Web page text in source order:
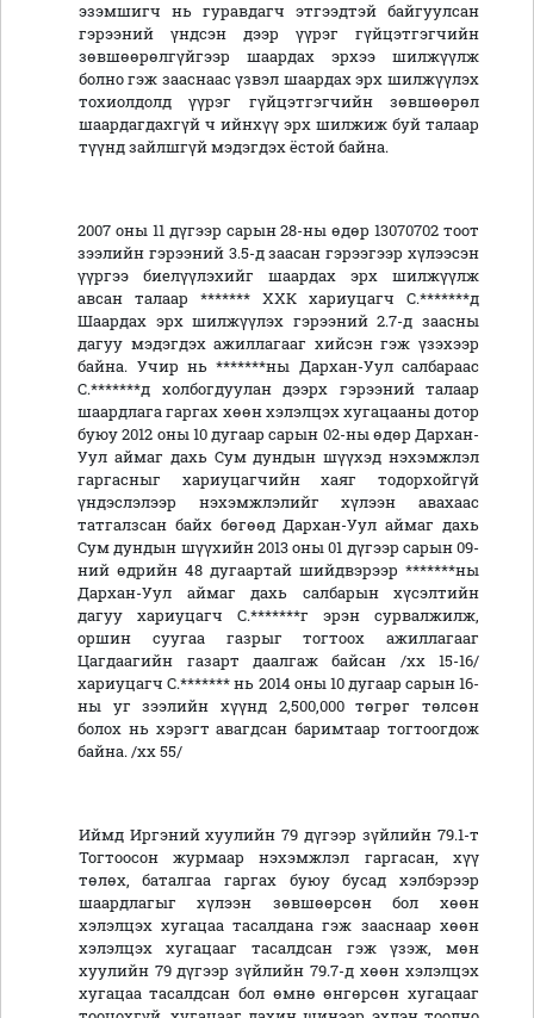
эзэмшигч нь гуравдагч этгээдтэй байгуулсан
гэрээний үндсэн дээр үүрэг гүйцэтгэгчийн
зөвшөөрөлгүйгээр шаардах эрхээ шилжүүлж
болно гэж зааснаас үзвэл шаардах эрх шилжүүлэх
тохиолдолд үүрэг гүйцэтгэгчийн зөвшөөрөл
шаардагдахгүй ч ийнхүү эрх шилжиж буй талаар
түүнд зайлшгүй мэдэгдэх ёстой байна.
2007 оны 11 дүгээр сарын 28-ны өдөр 13070702 тоот
зээлийн гэрээний 3.5-д заасан гэрээгээр хүлээсэн
үүргээ биелүүлэхийг шаардах эрх шилжүүлж
авсан талаар ******* ХХК хариуцагч С.*******д
Шаардах эрх шилжүүлэх гэрээний 2.7-д заасны
дагуу мэдэгдэх ажиллагааг хийсэн гэж үзэхээр
байна. Учир нь *******ны Дархан-Уул салбараас
С.*******д холбогдуулан дээрх гэрээний талаар
шаардлага гаргах хөөн хэлэлцэх хугацааны дотор
буюу 2012 оны 10 дугаар сарын 02-ны өдөр Дархан-
Уул аймаг дахь Сум дундын шүүхэд нэхэмжлэл
гаргасныг хариуцагчийн хаяг тодорхойгүй
үндэслэлээр нэхэмжлэлийг хүлээн авахаас
татгалзсан байх бөгөөд Дархан-Уул аймаг дахь
Сум дундын шүүхийн 2013 оны 01 дүгээр сарын 09-
ний өдрийн 48 дугаартай шийдвэрээр *******ны
Дархан-Уул аймаг дахь салбарын хүсэлтийн
дагуу хариуцагч С.*******г эрэн сурвалжилж,
оршин суугаа газрыг тогтоох ажиллагааг
Цагдаагийн газарт даалгаж байсан /хх 15-16/
хариуцагч С.******* нь 2014 оны 10 дугаар сарын 16-
ны уг зээлийн хүүнд 2,500,000 төгрөг төлсөн
болох нь хэрэгт авагдсан баримтаар тогтоогдож
байна. /хх 55/
Иймд Иргэний хуулийн 79 дүгээр зүйлийн 79.1-т
Тогтоосон журмаар нэхэмжлэл гаргасан, хүү
төлөх, баталгаа гаргах буюу бусад хэлбэрээр
шаардлагыг хүлээн зөвшөөрсөн бол хөөн
хэлэлцэх хугацаа тасалдана гэж зааснаар хөөн
хэлэлцэх хугацааг тасалдсан гэж үзэж, мөн
хуулийн 79 дүгээр зүйлийн 79.7-д хөөн хэлэлцэх
хугацаа тасалдсан бол өмнө өнгөрсөн хугацааг